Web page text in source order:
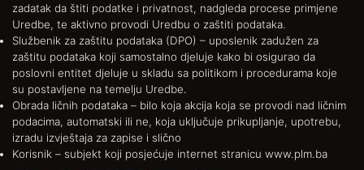
zadatak da štiti podatke i privatnost, nadgleda procese primjene
Uredbe, te aktivno provodi Uredbu o zaštiti podataka.
Službenik za zaštitu podataka (DPO) – uposlenik zadužen za
zaštitu podataka koji samostalno djeluje kako bi osigurao da
poslovni entitet djeluje u skladu sa politikom i procedurama koje
su postavljene na temelju Uredbe.
Obrada ličnih podataka – bilo koja akcija koja se provodi nad ličnim
podacima, automatski ili ne, koja uključuje prikupljanje, upotrebu,
izradu izvještaja za zapise i slično
Korisnik – subjekt koji posjećuje internet stranicu www.plm.ba